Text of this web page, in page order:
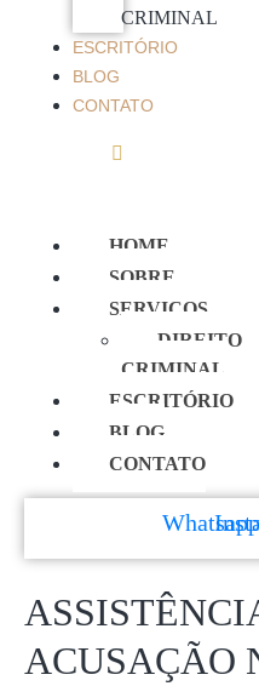
CRIMINAL
ESCRITÓRIO
BLOG
CONTATO
HOME
SOBRE
SERVIÇOS
DIREITO
CRIMINAL
ESCRITÓRIO
BLOG
CONTATO
Whatsapp
ACUSAÇÃO